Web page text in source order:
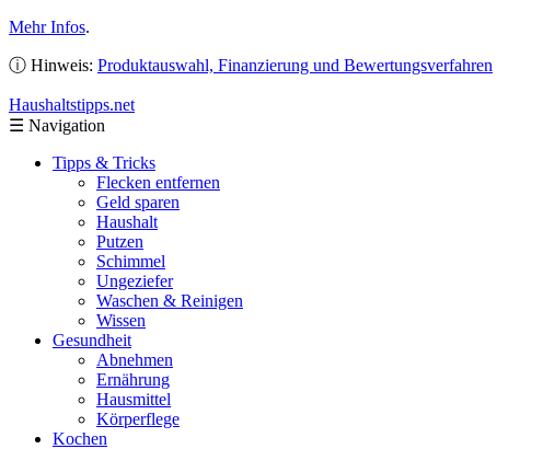
Mehr Infos.
ⓘ Hinweis: Produktauswahl, Finanzierung und Bewertungsverfahren
Haushaltstipps.net
☰ Navigation
Tipps & Tricks
Flecken entfernen
Geld sparen
Haushalt
Putzen
Schimmel
Ungeziefer
Waschen & Reinigen
Wissen
Gesundheit
Abnehmen
Ernährung
Hausmittel
Körperflege
Kochen